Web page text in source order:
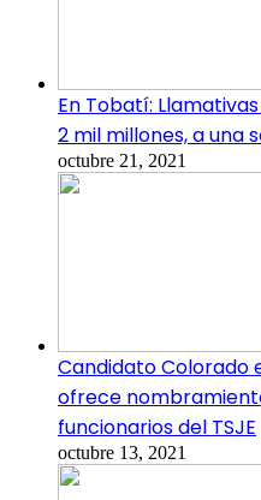
En Tobatí:
2 mil millones, a una
octubre 21, 2021
Candidato Colorado
ofrece
funcionarios del TSJE
octubre 13, 2021